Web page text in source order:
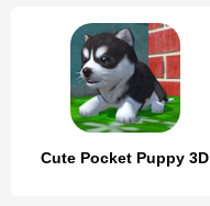
Cute Pocket Puppy 3D